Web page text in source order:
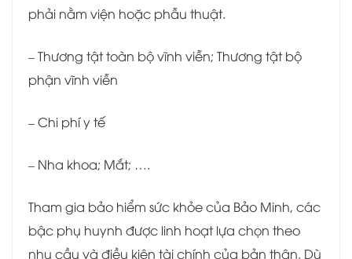
phải nằm viện hoặc phẫu thuật.
– Thương tật toàn bộ vĩnh viễn; Thương tật bộ
phận vĩnh viễn
– Chi phí y tế
– Nha khoa; Mắt; ….
Tham gia bảo hiểm sức khỏe của Bảo Minh, các
bậc phụ huynh được linh hoạt lựa chọn theo
nhu cầu và điều kiện tài chính của bản thân. Dù